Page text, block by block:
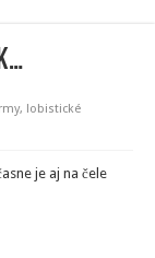
, lobistické
je aj na čele